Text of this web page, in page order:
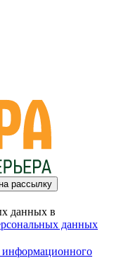
рассылку
данных в
данных
информационного